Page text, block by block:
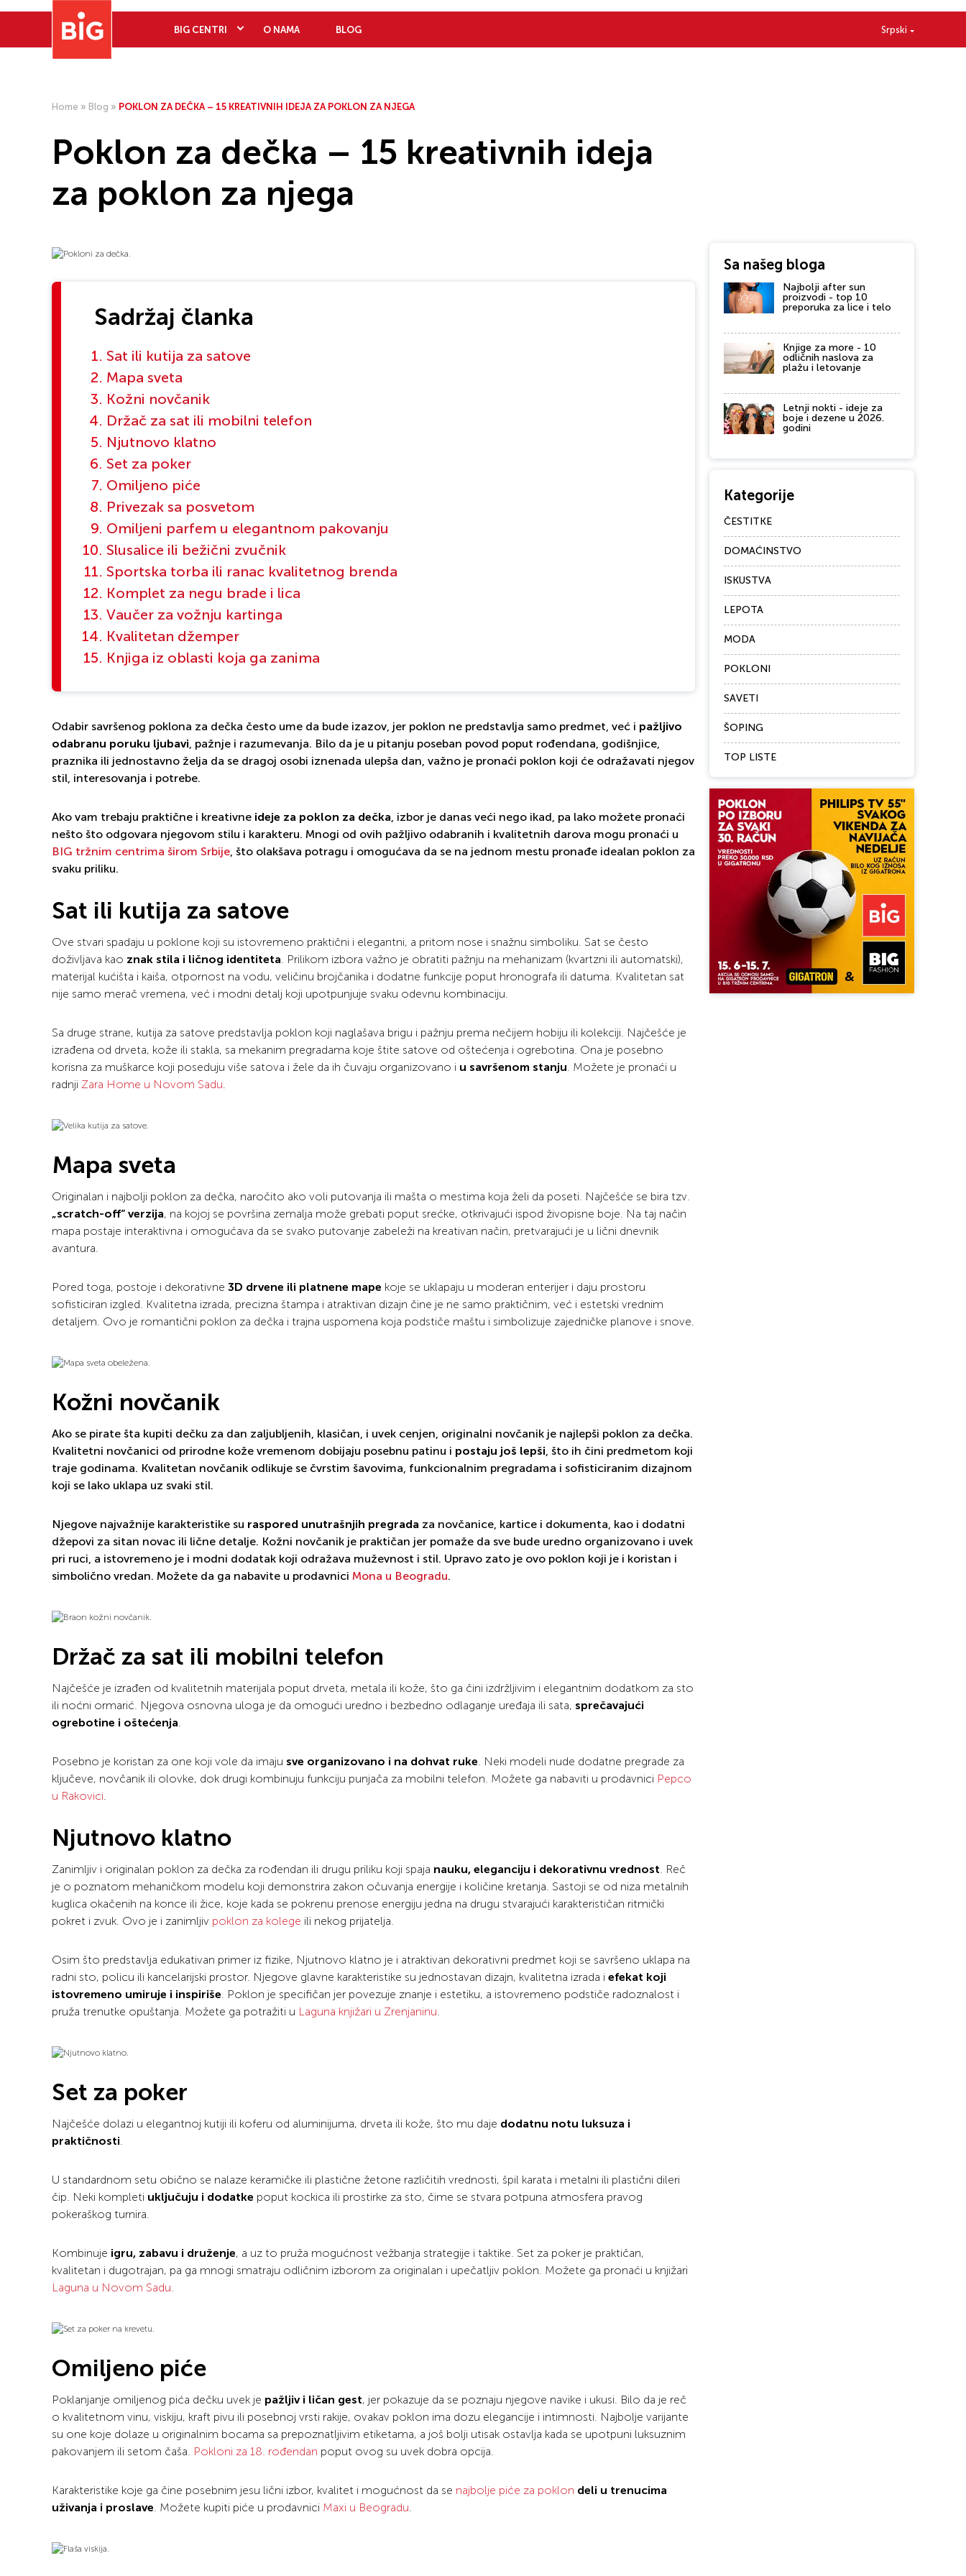
BIG CENTRI O NAMA BLOG Srpski
Home » Blog » POKLON ZA DEČKA – 15 KREATIVNIH IDEJA ZA POKLON ZA NJEGA
Poklon za dečka – 15 kreativnih ideja
za poklon za njega
Sadržaj članka
Sat ili kutija za satove
Mapa sveta
Kožni novčanik
Držač za sat ili mobilni telefon
Njutnovo klatno
Set za poker
Omiljeno piće
Privezak sa posvetom
Omiljeni parfem u elegantnom pakovanju
Slusalice ili bežični zvučnik
Sportska torba ili ranac kvalitetnog brenda
Komplet za negu brade i lica
Vaučer za vožnju kartinga
Kvalitetan džemper
Knjiga iz oblasti koja ga zanima
Odabir savršenog poklona za dečka često ume da bude izazov, jer poklon ne predstavlja samo predmet, već i pažljivo
odabranu poruku ljubavi, pažnje i razumevanja. Bilo da je u pitanju poseban povod poput rođendana, godišnjice,
praznika ili jednostavno želja da se dragoj osobi iznenada ulepša dan, važno je pronaći poklon koji će odražavati njegov
stil, interesovanja i potrebe.
Ako vam trebaju praktične i kreativne ideje za poklon za dečka, izbor je danas veći nego ikad, pa lako možete pronaći
nešto što odgovara njegovom stilu i karakteru. Mnogi od ovih pažljivo odabranih i kvalitetnih darova mogu pronaći u
BIG tržnim centrima širom Srbije, što olakšava potragu i omogućava da se na jednom mestu pronađe idealan poklon za
svaku priliku.
Sat ili kutija za satove
Ove stvari spadaju u poklone koji su istovremeno praktični i elegantni, a pritom nose i snažnu simboliku. Sat se često
doživljava kao znak stila i ličnog identiteta. Prilikom izbora važno je obratiti pažnju na mehanizam (kvartzni ili automatski),
materijal kućišta i kaiša, otpornost na vodu, veličinu brojčanika i dodatne funkcije poput hronografa ili datuma. Kvalitetan sat
nije samo merač vremena, već i modni detalj koji upotpunjuje svaku odevnu kombinaciju.
Sa druge strane, kutija za satove predstavlja poklon koji naglašava brigu i pažnju prema nečijem hobiju ili kolekciji. Najčešće je
izrađena od drveta, kože ili stakla, sa mekanim pregradama koje štite satove od oštećenja i ogrebotina. Ona je posebno
korisna za muškarce koji poseduju više satova i žele da ih čuvaju organizovano i u savršenom stanju. Možete je pronaći u
radnji Zara Home u Novom Sadu.
Mapa sveta
Originalan i najbolji poklon za dečka, naročito ako voli putovanja ili mašta o mestima koja želi da poseti. Najčešće se bira tzv.
„scratch-off“ verzija, na kojoj se površina zemalja može grebati poput srećke, otkrivajući ispod živopisne boje. Na taj način
mapa postaje interaktivna i omogućava da se svako putovanje zabeleži na kreativan način, pretvarajući je u lični dnevnik
avantura.
Pored toga, postoje i dekorativne 3D drvene ili platnene mape koje se uklapaju u moderan enterijer i daju prostoru
sofisticiran izgled. Kvalitetna izrada, precizna štampa i atraktivan dizajn čine je ne samo praktičnim, već i estetski vrednim
detaljem. Ovo je romantični poklon za dečka i trajna uspomena koja podstiče maštu i simbolizuje zajedničke planove i snove.
Kožni novčanik
Ako se pirate šta kupiti dečku za dan zaljubljenih, klasičan, i uvek cenjen, originalni novčanik je najlepši poklon za dečka.
Kvalitetni novčanici od prirodne kože vremenom dobijaju posebnu patinu i postaju još lepši, što ih čini predmetom koji
traje godinama. Kvalitetan novčanik odlikuje se čvrstim šavovima, funkcionalnim pregradama i sofisticiranim dizajnom
koji se lako uklapa uz svaki stil.
Njegove najvažnije karakteristike su raspored unutrašnjih pregrada za novčanice, kartice i dokumenta, kao i dodatni
džepovi za sitan novac ili lične detalje. Kožni novčanik je praktičan jer pomaže da sve bude uredno organizovano i uvek
pri ruci, a istovremeno je i modni dodatak koji odražava muževnost i stil. Upravo zato je ovo poklon koji je i koristan i
simbolično vredan. Možete da ga nabavite u prodavnici Mona u Beogradu.
Držač za sat ili mobilni telefon
Najčešće je izrađen od kvalitetnih materijala poput drveta, metala ili kože, što ga čini izdržljivim i elegantnim dodatkom za sto
ili noćni ormarić. Njegova osnovna uloga je da omogući uredno i bezbedno odlaganje uređaja ili sata, sprečavajući
ogrebotine i oštećenja.
Posebno je koristan za one koji vole da imaju sve organizovano i na dohvat ruke. Neki modeli nude dodatne pregrade za
ključeve, novčanik ili olovke, dok drugi kombinuju funkciju punjača za mobilni telefon. Možete ga nabaviti u prodavnici Pepco
u Rakovici.
Njutnovo klatno
Zanimljiv i originalan poklon za dečka za rođendan ili drugu priliku koji spaja nauku, eleganciju i dekorativnu vrednost. Reč
je o poznatom mehaničkom modelu koji demonstrira zakon očuvanja energije i količine kretanja. Sastoji se od niza metalnih
kuglica okačenih na konce ili žice, koje kada se pokrenu prenose energiju jedna na drugu stvarajući karakterističan ritmički
pokret i zvuk. Ovo je i zanimljiv poklon za kolege ili nekog prijatelja.
Osim što predstavlja edukativan primer iz fizike, Njutnovo klatno je i atraktivan dekorativni predmet koji se savršeno uklapa na
radni sto, policu ili kancelarijski prostor. Njegove glavne karakteristike su jednostavan dizajn, kvalitetna izrada i efekat koji
istovremeno umiruje i inspiriše. Poklon je specifičan jer povezuje znanje i estetiku, a istovremeno podstiče radoznalost i
pruža trenutke opuštanja. Možete ga potražiti u Laguna knjižari u Zrenjaninu.
Set za poker
Najčešće dolazi u elegantnoj kutiji ili koferu od aluminijuma, drveta ili kože, što mu daje dodatnu notu luksuza i
praktičnosti.
U standardnom setu obično se nalaze keramičke ili plastične žetone različitih vrednosti, špil karata i metalni ili plastični dileri
čip. Neki kompleti uključuju i dodatke poput kockica ili prostirke za sto, čime se stvara potpuna atmosfera pravog
pokeraškog turnira.
Kombinuje igru, zabavu i druženje, a uz to pruža mogućnost vežbanja strategije i taktike. Set za poker je praktičan,
kvalitetan i dugotrajan, pa ga mnogi smatraju odličnim izborom za originalan i upečatljiv poklon. Možete ga pronaći u knjižari
Laguna u Novom Sadu.
Omiljeno piće
Poklanjanje omiljenog pića dečku uvek je pažljiv i ličan gest, jer pokazuje da se poznaju njegove navike i ukusi. Bilo da je reč
o kvalitetnom vinu, viskiju, kraft pivu ili posebnoj vrsti rakije, ovakav poklon ima dozu elegancije i intimnosti. Najbolje varijante
su one koje dolaze u originalnim bocama sa prepoznatljivim etiketama, a još bolji utisak ostavlja kada se upotpuni luksuznim
pakovanjem ili setom čaša. Pokloni za 18. rođendan poput ovog su uvek dobra opcija.
Karakteristike koje ga čine posebnim jesu lični izbor, kvalitet i mogućnost da se najbolje piće za poklon deli u trenucima
uživanja i proslave. Možete kupiti piće u prodavnici Maxi u Beogradu.
Sa našeg bloga
Najbolji after sun
proizvodi - top 10
preporuka za lice i telo
Knjige za more - 10
odličnih naslova za
plažu i letovanje
Letnji nokti - ideje za
boje i dezene u 2026.
godini
Kategorije
ČESTITKE
DOMAĆINSTVO
ISKUSTVA
LEPOTA
MODA
POKLONI
SAVETI
ŠOPING
TOP LISTE